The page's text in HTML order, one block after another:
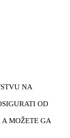
NA
OD
MOŽETE GA